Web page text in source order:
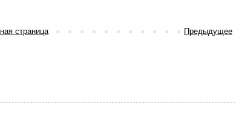
Предыдущее
страница